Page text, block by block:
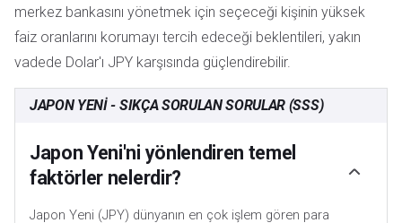
merkez bankasını yönetmek için seçeceği kişinin yüksek
faiz oranlarını korumayı tercih edeceği beklentileri, yakın
vadede Dolar'ı JPY karşısında güçlendirebilir.
JAPON YENI - SIKÇA SORULAN SORULAR (SSS)
Japon Yeni'ni yönlendiren temel
faktörler nelerdir?
Japon Yeni (JPY) dünyanın en çok işlem gören para